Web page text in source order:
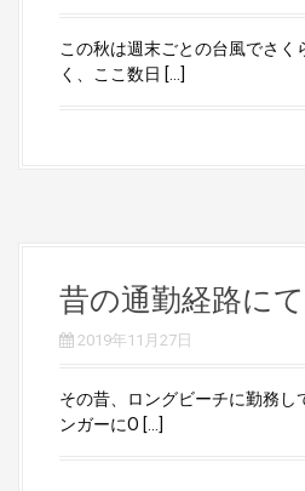
この秋は週末ごとの台風でさく
く、ここ数日 […]
昔の通勤経路にて
2019年11月27日
その昔、ロングビーチに勤務し
ンガーにO […]